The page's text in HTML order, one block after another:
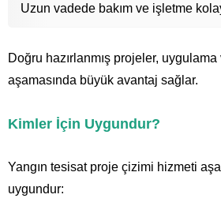
Uzun vadede bakım ve işletme
Doğru hazırlanmış projeler, uygulama
aşamasında büyük avantaj sağlar.
Kimler İçin Uygundur?
Yangın tesisat proje çizimi hizmeti
uygundur: